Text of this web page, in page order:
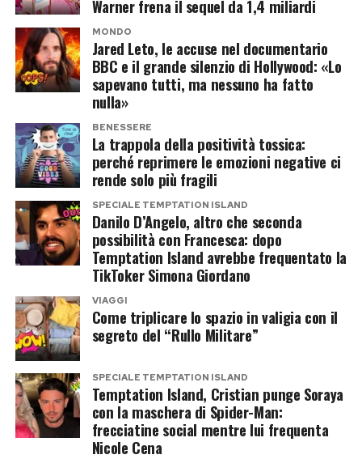
dall’altra il passaparola che continua a sostenere
il kolossal di Christopher Nolan.
Post Views: 223
le porto con orgoglio»
Tra i passaggi più personali dell’intervista c’è
quello dedicato al rapporto con il proprio corpo.
Pilar Fogliati ricorda l’esperienza sul palco del
Festival di Sanremo e un messaggio ricevuto sui
social che l’ha profondamente colpita.
Una ragazza di 17 anni l’ha ringraziata per aver
trasmesso un messaggio di body positivity. Non
per il fisico, ma per le sue orecchie a sventola.
«Lei si riferiva alle mie orecchie a sventola»,
racconta sorridendo.
Alla domanda se oggi abbia fatto pace con
quella caratteristica fisica che da bambina
poteva rappresentare un complesso, la risposta
è netta.
«Esco sempre con la coda di cavallo, quindi direi
Warner frena il sequel da 1,4 miliardi
MONDO
Jared Leto, le accuse nel documentario
BBC e il grande silenzio di Hollywood: «Lo
sapevano tutti, ma nessuno ha fatto
nulla»
BENESSERE
La trappola della positività tossica:
perché reprimere le emozioni negative ci
rende solo più fragili
SPECIALE TEMPTATION ISLAND
Danilo D’Angelo, altro che seconda
possibilità con Francesca: dopo
Temptation Island avrebbe frequentato la
TikToker Simona Giordano
VIAGGI
Come triplicare lo spazio in valigia con il
segreto del “Rullo Militare”
SPECIALE TEMPTATION ISLAND
Temptation Island, Cristian punge Soraya
con la maschera di Spider-Man:
frecciatine social mentre lui frequenta
Nicole Cena